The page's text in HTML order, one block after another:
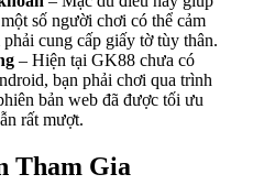
số người chơi có thể cảm
cung cấp giấy tờ tùy thân.
– Hiện tại GK88 chưa có
bạn phải chơi qua trình
bản web đã được tối ưu
rất mượt.
Tham Gia